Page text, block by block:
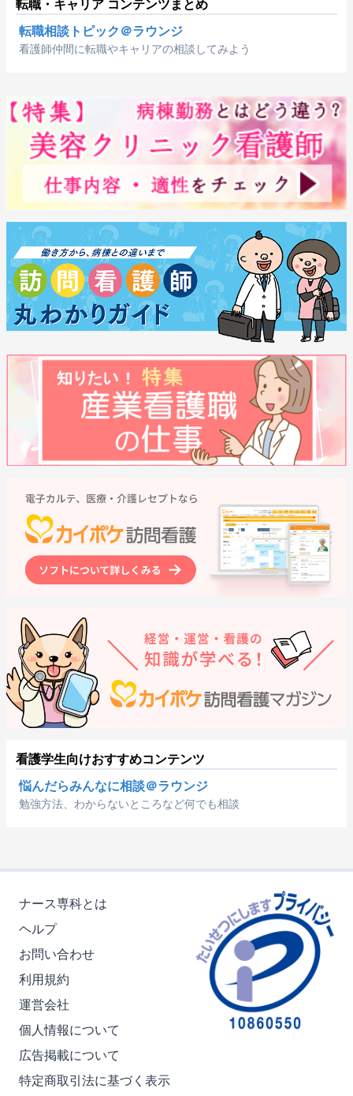
転職・キャリア コンテンツまとめ
転職相談トピック＠ラウンジ
看護師仲間に転職やキャリアの相談してみよう
看護学生向けおすすめコンテンツ
悩んだらみんなに相談＠ラウンジ
勉強方法、わからないところなど何でも相談
ナース専科とは
ヘルプ
お問い合わせ
利用規約
運営会社
個人情報について
広告掲載について
特定商取引法に基づく表示